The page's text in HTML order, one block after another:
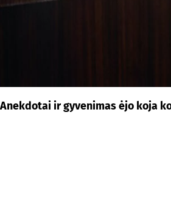
Anekdotai ir gyvenimas ėjo koja